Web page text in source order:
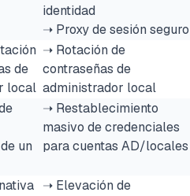
identidad
➝ Proxy de sesión seguro
de
local
➝ Rotación de
contraseñas de
administrador local
un
➝ Restablecimiento
masivo de credenciales
para cuentas AD/locales
➝ Elevación de